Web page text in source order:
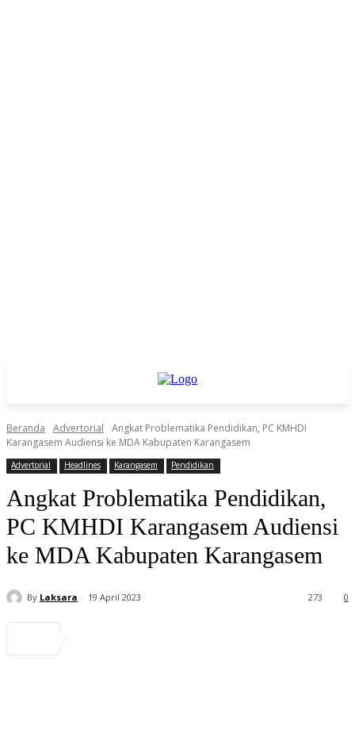
Beranda Advertorial
Angkat Problematika Pendidikan, PC KMHDI
Karangasem Audiensi ke MDA Kabupaten Karangasem
Advertorial Headlines Karangasem Pendidikan
Angkat Problematika Pendidikan,
PC KMHDI Karangasem Audiensi
ke MDA Kabupaten Karangasem
By Laksara 19 April 2023 0
273